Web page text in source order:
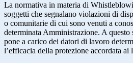
La normativa in materia di
soggetti che segnalano violazioni di
o comunitarie di cui sono venuti a
determinata Amministrazione. A
pone a carico dei datori di lavoro
l’efficacia della protezione accordata ai